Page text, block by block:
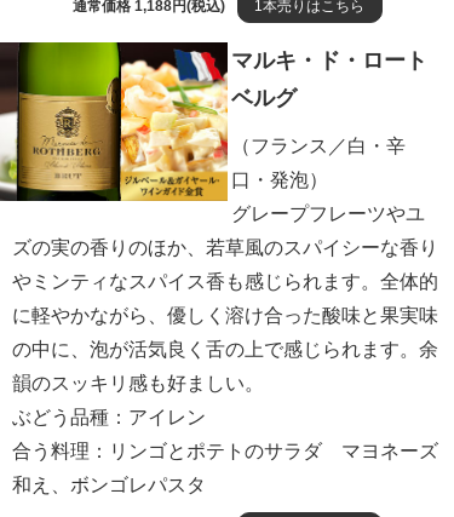
通常価格 1,188円(税込) 1本売りはこちら
マルキ・ド・ロート
ベルグ
（フランス／白・辛
口・発泡）
グレープフレーツやユ
ズの実の香りのほか、若草風のスパイシーな香り
やミンティなスパイス香も感じられます。全体的
に軽やかながら、優しく溶け合った酸味と果実味
の中に、泡が活気良く舌の上で感じられます。余
韻のスッキリ感も好ましい。
ぶどう品種：アイレン
合う料理：リンゴとポテトのサラダ マヨネーズ
和え、ボンゴレパスタ